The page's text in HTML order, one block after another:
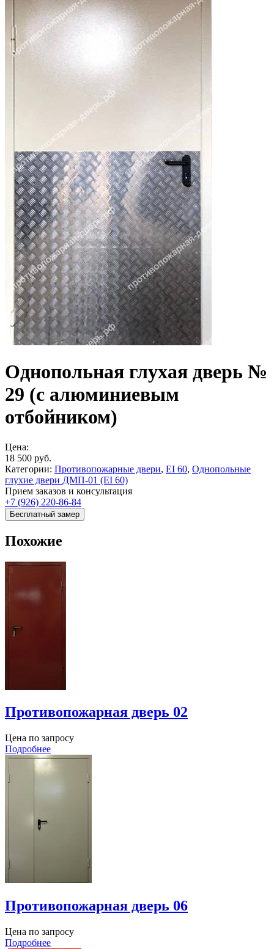
Однопольная глухая дверь №
29 (с алюминиевым
отбойником)
Цена:
18 500 руб.
Категории: Противопожарные двери, EI 60, Однопольные
глухие двери ДМП-01 (EI 60)
Прием заказов и консультация
+7 (926) 220-86-84
Бесплатный замер
Похожие
Противопожарная дверь 02
Цена по запросу
Подробнее
Противопожарная дверь 06
Цена по запросу
Подробнее